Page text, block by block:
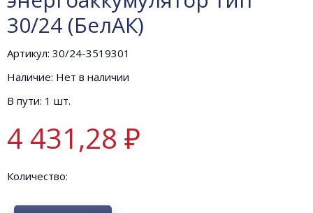
30/24 (БелАК)
Артикул: 30/24-3519301
Наличие: Нет в наличии
В пути: 1 шт.
4 431,28 ₽
Количество: